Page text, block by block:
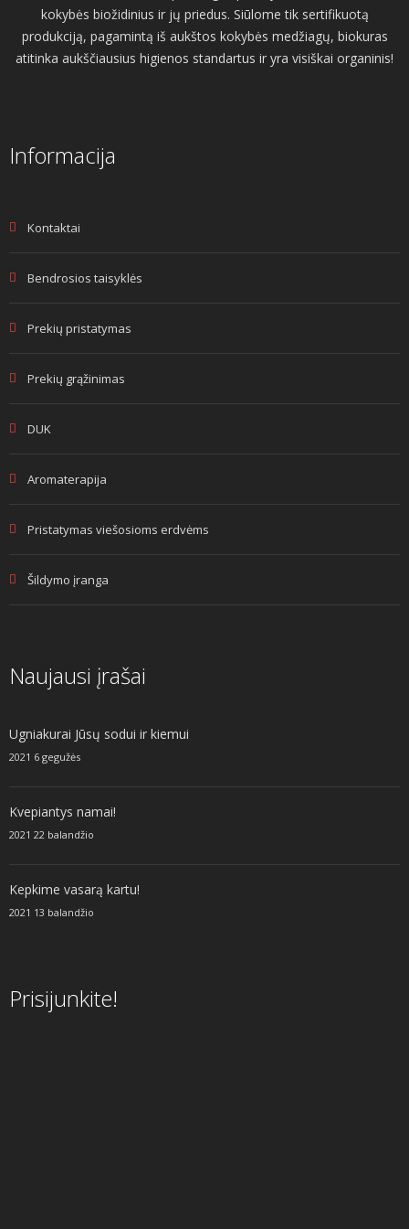
kokybės biožidinius ir jų priedus. Siūlome tik sertifikuotą
produkciją, pagamintą iš aukštos kokybės medžiagų, biokuras
atitinka aukščiausius higienos standartus ir yra visiškai organinis!
Informacija
Kontaktai
Bendrosios taisyklės
Prekių pristatymas
Prekių grąžinimas
DUK
Aromaterapija
Pristatymas viešosioms erdvėms
Šildymo įranga
Naujausi įrašai
Ugniakurai Jūsų sodui ir kiemui
2021 6 gegužės
Kvepiantys namai!
2021 22 balandžio
Kepkime vasarą kartu!
2021 13 balandžio
Prisijunkite!